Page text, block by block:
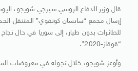
قال وزير الدفاع الروسي سيرجي شويجو،
إرسال مجمع “سابسان كونفوي” المتنقل
للطائرات بدون طيار، إلى سوريا في حال نجاح
“قوقاز-2020”.
وأوعز شويجو، خلال تجوله في معروضات